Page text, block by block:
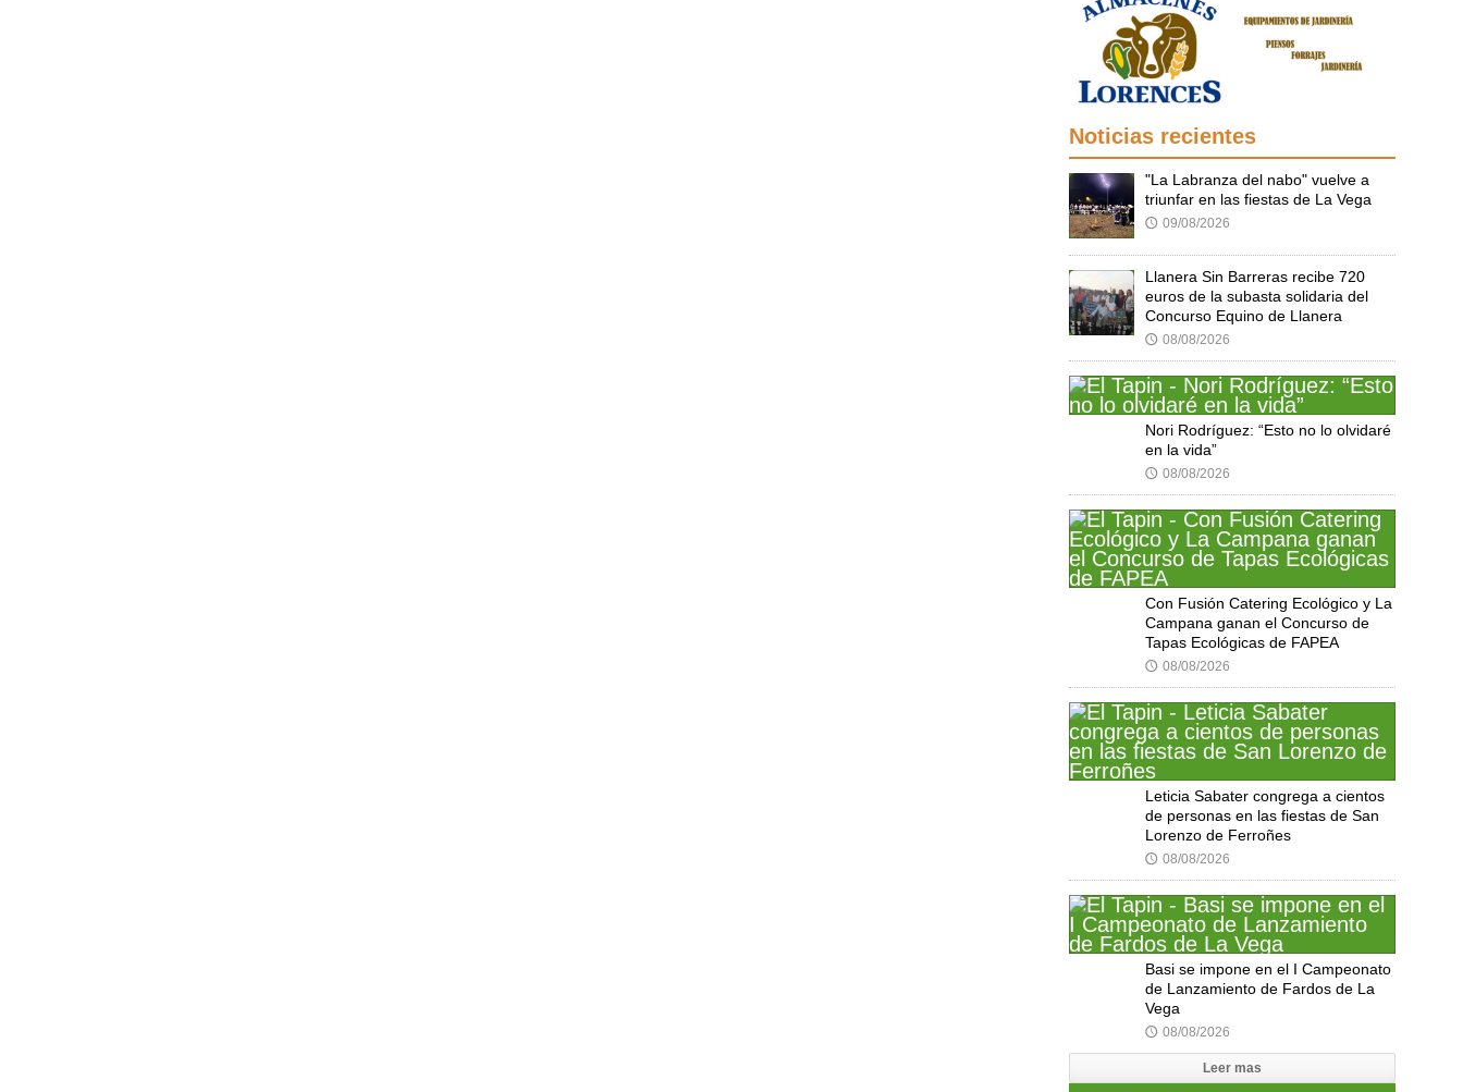
Noticias recientes
"La Labranza del nabo" vuelve a
triunfar en las fiestas de La Vega
🕔 09/08/2026
Llanera Sin Barreras recibe 720
euros de la subasta solidaria del
Concurso Equino de Llanera
🕔 08/08/2026
Nori Rodríguez: “Esto no lo olvidaré
en la vida”
🕔 08/08/2026
Con Fusión Catering Ecológico y La
Campana ganan el Concurso de
Tapas Ecológicas de FAPEA
🕔 08/08/2026
Leticia Sabater congrega a cientos
de personas en las fiestas de San
Lorenzo de Ferroñes
🕔 08/08/2026
Basi se impone en el I Campeonato
de Lanzamiento de Fardos de La
Vega
🕔 08/08/2026
Leer mas